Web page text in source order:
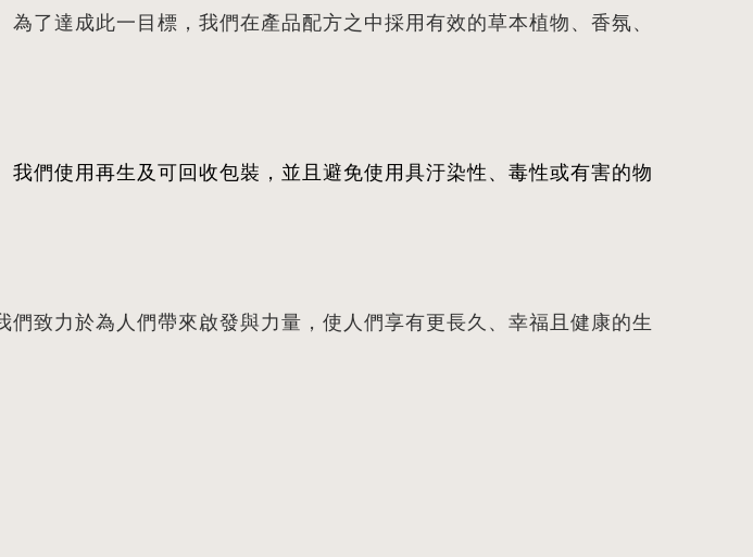
了達成此一目標，我們在產品配方之中採用有效的草本植物、香氛、
們使用再生及可回收包裝，並且避免使用具汙染性、毒性或有害的物
致力於為人們帶來啟發與力量，使人們享有更長久、幸福且健康的生